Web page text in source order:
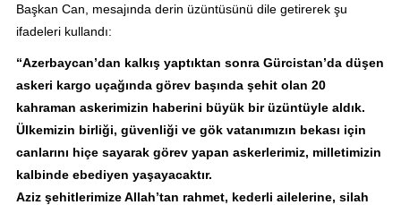
Başkan Can, mesajında derin üzüntüsünü dile getirerek şu
ifadeleri kullandı:
“Azerbaycan’dan kalkış yaptıktan sonra Gürcistan’da düşen
askeri kargo uçağında görev başında şehit olan 20
kahraman askerimizin haberini büyük bir üzüntüyle aldık.
Ülkemizin birliği, güvenliği ve gök vatanımızın bekası için
canlarını hiçe sayarak görev yapan askerlerimiz, milletimizin
kalbinde ebediyen yaşayacaktır.
Aziz şehitlerimize Allah’tan rahmet, kederli ailelerine, silah